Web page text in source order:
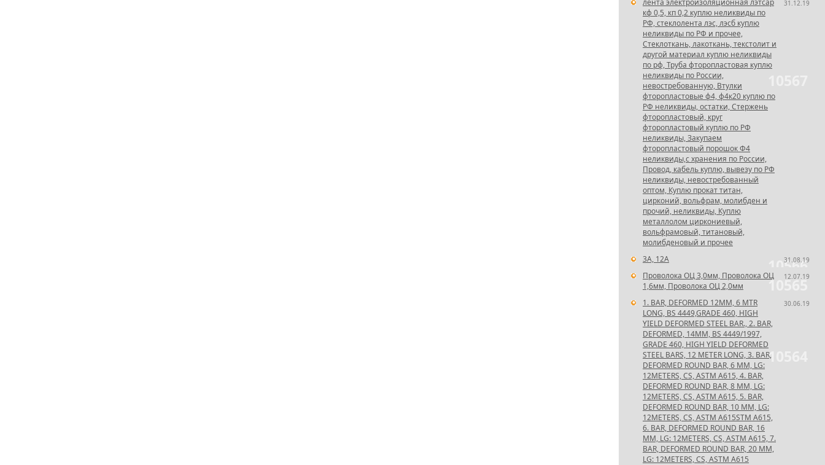
31.12.19
лента электроизоляционная лэтсар
кф 0,5, кп 0,2 куплю неликвиды по
РФ, стеклолента лэс, лэсб куплю
неликвиды по РФ и прочее,
Стеклоткань, лакоткань, текстолит и
другой материал куплю неликвиды
по рф, Труба фторопластовая куплю
неликвиды по России,
невостребованную, Втулки
фторопластовые ф4, ф4к20 куплю по
РФ неликвиды, остатки, Стержень
фторопластовый, круг
фторопластовый куплю по РФ
неликвиды, Закупаем
фторопластовый порошок Ф4
неликвиды,с хранения по России,
Провод, кабель куплю, вывезу по РФ
неликвиды, невостребованный
оптом, Куплю прокат титан,
цирконий, вольфрам, молибден и
прочий, неликвиды, Куплю
металлолом циркониевый,
вольфрамовый, титановый,
молибденовый и прочее
10566
31.08.19
3А, 12А
10565
12.07.19
Проволока ОЦ 3,0мм, Проволока ОЦ
1,6мм, Проволока ОЦ 2,0мм
10564
30.06.19
1. BAR, DEFORMED 12MM, 6 MTR
LONG, BS 4449,GRADE 460, HIGH
YIELD DEFORMED STEEL BAR., 2. BAR,
DEFORMED, 14MM, BS 4449/1997,
GRADE 460, HIGH YIELD DEFORMED
STEEL BARS, 12 METER LONG, 3. BAR,
DEFORMED ROUND BAR, 6 MM, LG:
12METERS, CS, ASTM A615, 4. BAR,
DEFORMED ROUND BAR, 8 MM, LG:
12METERS, CS, ASTM A615, 5. BAR,
DEFORMED ROUND BAR, 10 MM, LG:
12METERS, CS, ASTM A615STM A615,
6. BAR, DEFORMED ROUND BAR, 16
MM, LG: 12METERS, CS, ASTM A615, 7.
BAR, DEFORMED ROUND BAR, 20 MM,
LG: 12METERS, CS, ASTM A615